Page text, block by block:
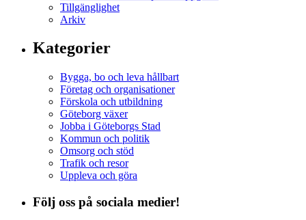
Tillgänglighet
Arkiv
Kategorier
Bygga, bo och leva hållbart
Företag och organisationer
Förskola och utbildning
Göteborg växer
Jobba i Göteborgs Stad
Kommun och politik
Omsorg och stöd
Trafik och resor
Uppleva och göra
Följ oss på sociala medier!